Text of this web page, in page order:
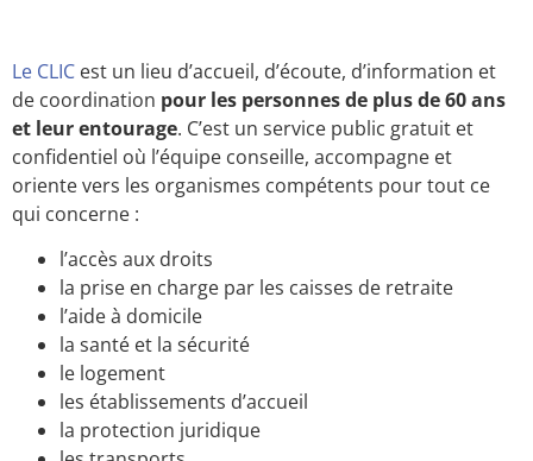
Le CLIC est un lieu d’accueil, d’écoute, d’information et
de coordination pour les personnes de plus de 60 ans
et leur entourage. C’est un service public gratuit et
confidentiel où l’équipe conseille, accompagne et
oriente vers les organismes compétents pour tout ce
qui concerne :
l’accès aux droits
la prise en charge par les caisses de retraite
l’aide à domicile
la santé et la sécurité
le logement
les établissements d’accueil
la protection juridique